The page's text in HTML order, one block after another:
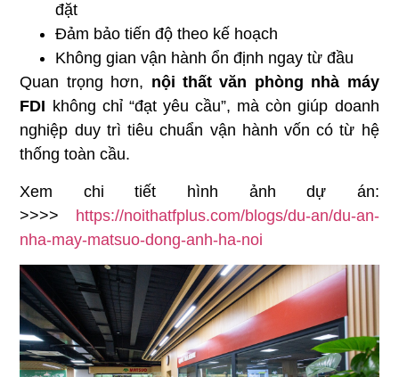
đặt
Đảm bảo tiến độ theo kế hoạch
Không gian vận hành ổn định ngay từ đầu
Quan trọng hơn, nội thất văn phòng nhà máy
FDI không chỉ “đạt yêu cầu”, mà còn giúp doanh
nghiệp duy trì tiêu chuẩn vận hành vốn có từ hệ
thống toàn cầu.
Xem chi tiết hình ảnh dự án:
>>>> https://noithatfplus.com/blogs/du-an/du-an-
nha-may-matsuo-dong-anh-ha-noi